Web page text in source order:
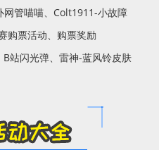
网管喵喵、Colt1911-小故障
购票活动、购票奖励
站闪光弹、雷神-蓝风铃皮肤